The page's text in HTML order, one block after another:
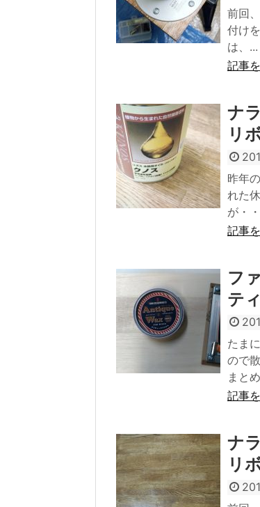
前回
付け
は、...
記事
ナ
リ
昨年
れた
が・
記事
フ
テ
たま
ので
まと
記事
ナ
リ